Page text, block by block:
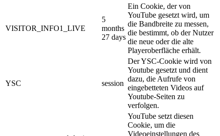
VISITOR_INFO1_LIVE
5
months
27 days
Ein Cookie, der von
YouTube gesetzt wird, um
die Bandbreite zu messen,
die bestimmt, ob der Nutzer
die neue oder die alte
Playeroberfläche erhält.
YSC session
Der YSC-Cookie wird von
Youtube gesetzt und dient
dazu, die Aufrufe von
eingebetteten Videos auf
Youtube-Seiten zu
verfolgen.
YouTube setzt diesen
Cookie, um die
Videoeinstellungen des